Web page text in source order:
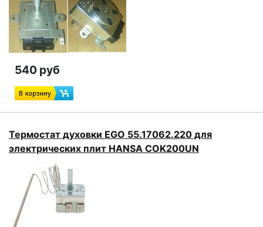
540 руб
Термостат духовки EGO 55.17062.220 для
электрических плит HANSA COK200UN